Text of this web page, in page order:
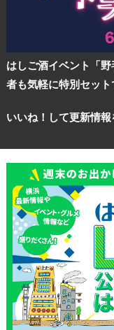
はしご酒イベント「
者も気軽に特別セッ
いいね！して更新情報
観光ガイド